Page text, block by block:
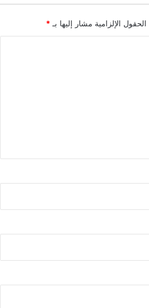
الحقول الإلزامية مشار إليها بـ *